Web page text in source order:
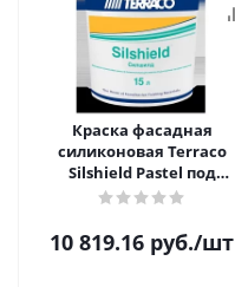
Краска фасадная
силиконовая Terraco
Silshield Pastel под
колеровку 15 л
10 819.16 руб./шт